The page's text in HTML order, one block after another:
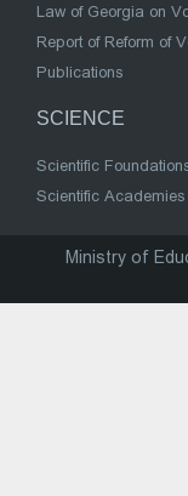
Law of Georgia on
Report of Reform of
Publications
SCIENCE
Scientific
Scientific
Ministry of